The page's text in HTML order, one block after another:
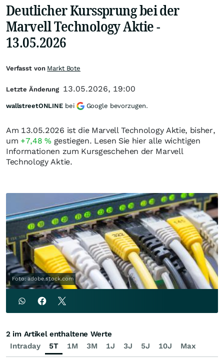
Deutlicher Kurssprung bei der
Marvell Technology Aktie -
13.05.2026
Am 13.05.2026 ist die Marvell Technology Aktie, bisher,
um +7,48% gestiegen. Lesen Sie hier alle wichtigen
Informationen zum Kursgeschehen der Marvell
Technology Aktie.
Foto: adobe.stock.com
Verfasst von Markt Bote
Letzte Änderung 13.05.2026, 19:00
wallstreetONLINE bei Google bevorzugen.
Intraday 5T 1M 3M 1J 3J 5J 10J Max
2 im Artikel enthaltene Werte